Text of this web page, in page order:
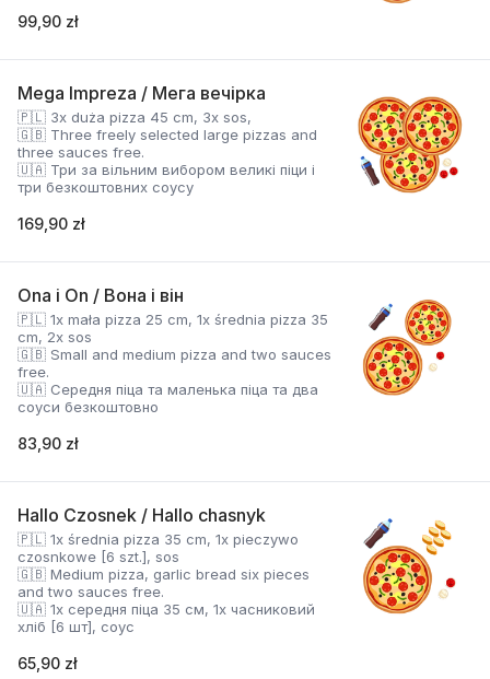
99,90 zł
Mega Impreza / Мега вечірка
🇵🇱 3x duża pizza 45 cm, 3x sos,
🇬🇧 Three freely selected large pizzas and
three sauces free.
🇺🇦 Три за вільним вибором великі піци і
три безкоштовних соусу
169,90 zł
Ona i On / Вона і він
🇵🇱 1x mała pizza 25 cm, 1x średnia pizza 35
cm, 2x sos
🇬🇧 Small and medium pizza and two sauces
free.
🇺🇦 Середня піца та маленька піца та два
соуси безкоштовно
83,90 zł
Hallo Czosnek / Hallo chasnyk
🇵🇱 1x średnia pizza 35 cm, 1x pieczywo
czosnkowe [6 szt.], sos
🇬🇧 Medium pizza, garlic bread six pieces
and two sauces free.
🇺🇦 1x середня піца 35 см, 1x часниковий
хліб [6 шт], соус
65,90 zł